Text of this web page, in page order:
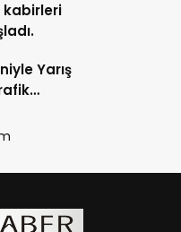
kabirleri
Yarış